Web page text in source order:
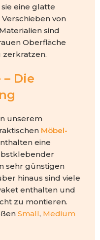
eine glatte
von
sind
Oberfläche
zerkratzen.
Die
unserem
Möbel-
eine
sehr günstigen
hinaus sind viele
enthalten und
zu montieren.
Small, Medium